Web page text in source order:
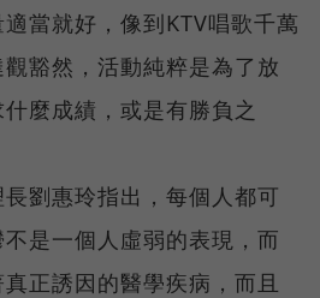
當就好，像到KTV唱歌千萬
豁然，活動純粹是為了放
麼成績，或是有勝負之
劉惠玲指出，每個人都可
是一個人虛弱的表現，而
正誘因的醫學疾病，而且